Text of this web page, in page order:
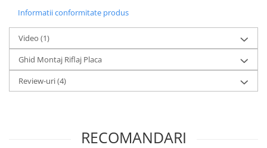
Informatii conformitate produs
Video (1)
Ghid Montaj Riflaj Placa
Review-uri(4)
RECOMANDARI